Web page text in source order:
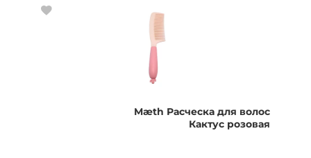
Mæth Расческа для волос
Кактус розовая